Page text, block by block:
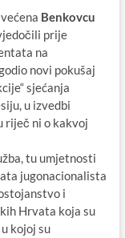
Benkovcu
prije
na
novi pokušaj
sjećanja
u izvedbi
ni o kakvoj
tu umjetnosti
jugonacionalista
i
Hrvata koja su
kojoj su